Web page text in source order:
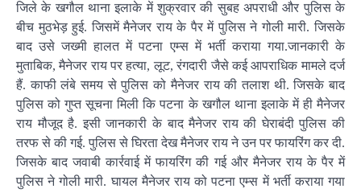
जिले के खगौल थाना इलाके में शुक्रवार की सुबह अपराधी और पुलिस के
बीच मुठभेड़ हुई. जिसमें मैनेजर राय के पैर में पुलिस ने गोली मारी. जिसके
बाद उसे जख्मी हालत में पटना एम्स में भर्ती कराया गया.जानकारी के
मुताबिक, मैनेजर राय पर हत्या, लूट, रंगदारी जैसे कई आपराधिक मामले दर्ज
हैं. काफी लंबे समय से पुलिस को मैनेजर राय की तलाश थी. जिसके बाद
पुलिस को गुप्त सूचना मिली कि पटना के खगौल थाना इलाके में ही मैनेजर
राय मौजूद है. इसी जानकारी के बाद मैनेजर राय की घेराबंदी पुलिस की
तरफ से की गई. पुलिस से घिरता देख मैनेजर राय ने उन पर फायरिंग कर दी.
जिसके बाद जवाबी कार्रवाई में फायरिंग की गई और मैनेजर राय के पैर में
पुलिस ने गोली मारी. घायल मैनेजर राय को पटना एम्स में भर्ती कराया गया